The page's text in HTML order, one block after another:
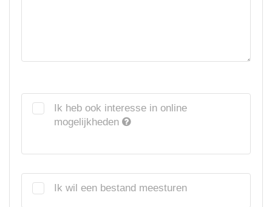
Ik heb ook interesse in online
mogelijkheden
Ik wil een bestand meesturen